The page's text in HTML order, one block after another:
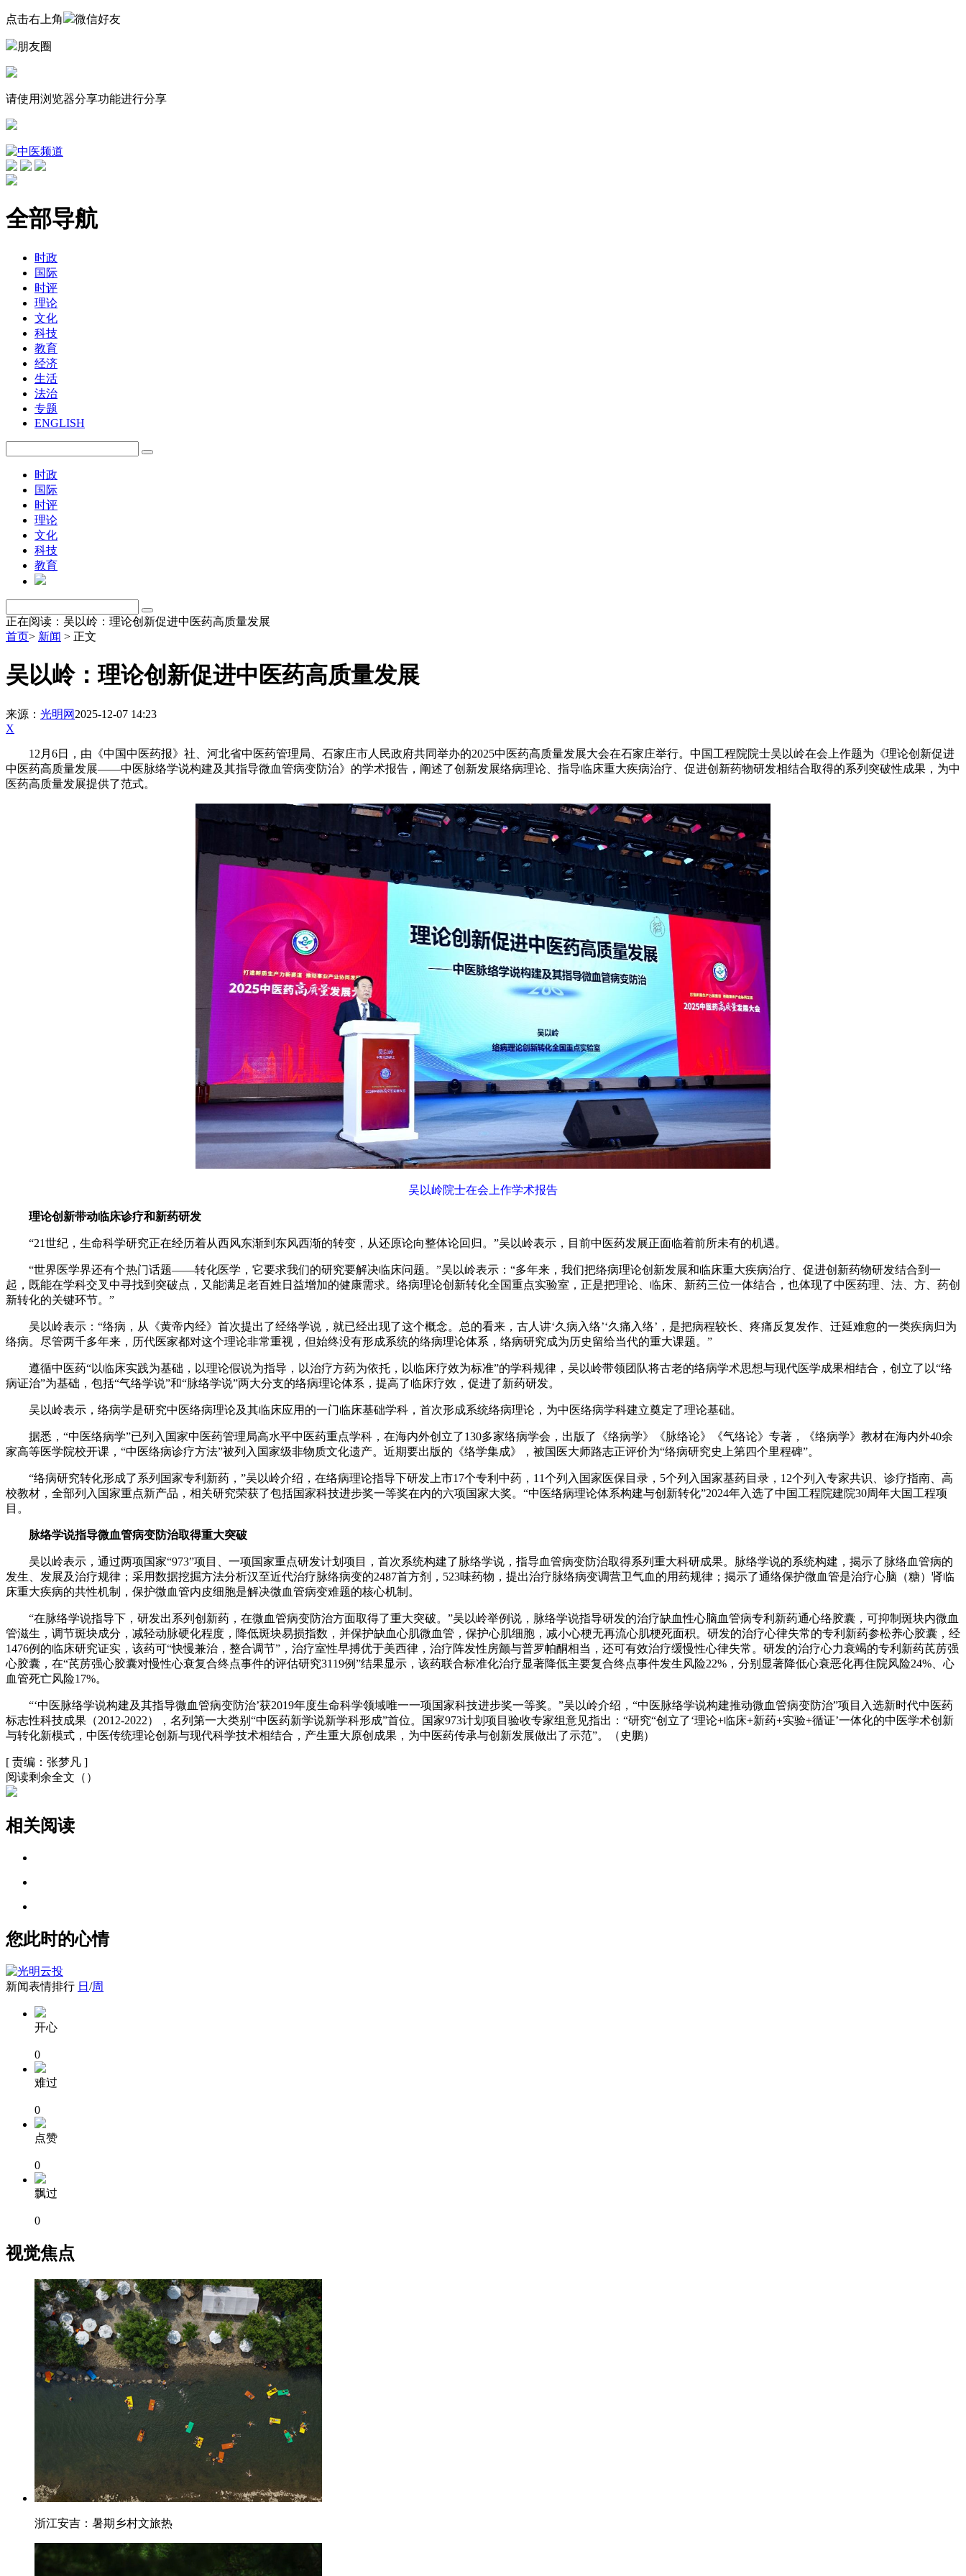
点击右上角 微信好友
朋友圈
请使用浏览器分享功能进行分享
全部导航
时政
国际
时评
理论
文化
科技
教育
经济
生活
法治
专题
ENGLISH
时政
国际
时评
理论
文化
科技
教育
正在阅读：吴以岭：理论创新促进中医药高质量发展
首页> 新闻 > 正文
吴以岭：理论创新促进中医药高质量发展
来源： 光明网 2025-12-07 14:23
X
12月6日，由《中国中医药报》社、河北省中医药管理局、石家庄市人民政府共同举办的2025中医药高质量发展大会在石家庄举行。中国工程院院士吴以岭在会上作题为《理论创新促进
中医药高质量发展——中医脉络学说构建及其指导微血管病变防治》的学术报告，阐述了创新发展络病理论、指导临床重大疾病治疗、促进创新药物研发相结合取得的系列突破性成果，为中
医药高质量发展提供了范式。
吴以岭院士在会上作学术报告
理论创新带动临床诊疗和新药研发
“21世纪，生命科学研究正在经历着从西风东渐到东风西渐的转变，从还原论向整体论回归。”吴以岭表示，目前中医药发展正面临着前所未有的机遇。
“世界医学界还有个热门话题——转化医学，它要求我们的研究要解决临床问题。”吴以岭表示：“多年来，我们把络病理论创新发展和临床重大疾病治疗、促进创新药物研发结合到一
起，既能在学科交叉中寻找到突破点，又能满足老百姓日益增加的健康需求。络病理论创新转化全国重点实验室，正是把理论、临床、新药三位一体结合，也体现了中医药理、法、方、药创
新转化的关键环节。”
吴以岭表示：“络病，从《黄帝内经》首次提出了经络学说，就已经出现了这个概念。总的看来，古人讲‘久病入络’‘久痛入络’，是把病程较长、疼痛反复发作、迁延难愈的一类疾病归为
络病。尽管两千多年来，历代医家都对这个理论非常重视，但始终没有形成系统的络病理论体系，络病研究成为历史留给当代的重大课题。”
遵循中医药“以临床实践为基础，以理论假说为指导，以治疗方药为依托，以临床疗效为标准”的学科规律，吴以岭带领团队将古老的络病学术思想与现代医学成果相结合，创立了以“络
病证治”为基础，包括“气络学说”和“脉络学说”两大分支的络病理论体系，提高了临床疗效，促进了新药研发。
吴以岭表示，络病学是研究中医络病理论及其临床应用的一门临床基础学科，首次形成系统络病理论，为中医络病学科建立奠定了理论基础。
据悉，“中医络病学”已列入国家中医药管理局高水平中医药重点学科，在海内外创立了130多家络病学会，出版了《络病学》《脉络论》《气络论》专著，《络病学》教材在海内外40余
家高等医学院校开课，“中医络病诊疗方法”被列入国家级非物质文化遗产。近期要出版的《络学集成》，被国医大师路志正评价为“络病研究史上第四个里程碑”。
“络病研究转化形成了系列国家专利新药，”吴以岭介绍，在络病理论指导下研发上市17个专利中药，11个列入国家医保目录，5个列入国家基药目录，12个列入专家共识、诊疗指南、高
校教材，全部列入国家重点新产品，相关研究荣获了包括国家科技进步奖一等奖在内的六项国家大奖。“中医络病理论体系构建与创新转化”2024年入选了中国工程院建院30周年大国工程项
目。
脉络学说指导微血管病变防治取得重大突破
吴以岭表示，通过两项国家“973”项目、一项国家重点研发计划项目，首次系统构建了脉络学说，指导血管病变防治取得系列重大科研成果。脉络学说的系统构建，揭示了脉络血管病的
发生、发展及治疗规律；采用数据挖掘方法分析汉至近代治疗脉络病变的2487首方剂，523味药物，提出治疗脉络病变调营卫气血的用药规律；揭示了通络保护微血管是治疗心脑（糖）肾临
床重大疾病的共性机制，保护微血管内皮细胞是解决微血管病变难题的核心机制。
“在脉络学说指导下，研发出系列创新药，在微血管病变防治方面取得了重大突破。”吴以岭举例说，脉络学说指导研发的治疗缺血性心脑血管病专利新药通心络胶囊，可抑制斑块内微血
管滋生，调节斑块成分，减轻动脉硬化程度，降低斑块易损指数，并保护缺血心肌微血管，保护心肌细胞，减小心梗无再流心肌梗死面积。研发的治疗心律失常的专利新药参松养心胶囊，经
1476例的临床研究证实，该药可“快慢兼治，整合调节”，治疗室性早搏优于美西律，治疗阵发性房颤与普罗帕酮相当，还可有效治疗缓慢性心律失常。研发的治疗心力衰竭的专利新药芪苈强
心胶囊，在“芪苈强心胶囊对慢性心衰复合终点事件的评估研究3119例”结果显示，该药联合标准化治疗显著降低主要复合终点事件发生风险22%，分别显著降低心衰恶化再住院风险24%、心
血管死亡风险17%。
“‘中医脉络学说构建及其指导微血管病变防治’获2019年度生命科学领域唯一一项国家科技进步奖一等奖。”吴以岭介绍，“中医脉络学说构建推动微血管病变防治”项目入选新时代中医药
标志性科技成果（2012-2022），名列第一大类别“中医药新学说新学科形成”首位。国家973计划项目验收专家组意见指出：“研究“创立了‘理论+临床+新药+实验+循证’一体化的中医学术创新
与转化新模式，中医传统理论创新与现代科学技术相结合，产生重大原创成果，为中医药传承与创新发展做出了示范”。（史鹏）
[ 责编：张梦凡 ]
阅读剩余全文（ ）
相关阅读
您此时的心情
新闻表情排行 日 /周
开心
0
难过
0
点赞
0
飘过
0
视觉焦点
浙江安吉：暑期乡村文旅热